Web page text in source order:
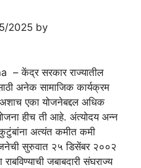
2025 by
केंद्र सरकार राज्यातील
अनेक सामाजिक कार्यक्रम
एका योजनेबद्दल अधिक
हीच ती आहे. अंत्योदय अन्न
कुटुंबांना अत्यंत कमीत कमी
सुरुवात २५ डिसेंबर २००२
जबाबदारी संघराज्य